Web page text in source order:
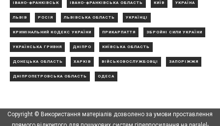
ІВАНО-ФРАНКІВСЬК ІВАНО-ФРАНКІВСЬКА ОБЛАСТЬ КИЇВ УКРАЇНА
ЛЬВІВ РОСІЯ ЛЬВІВСЬКА ОБЛАСТЬ УКРАЇНЦІ
КРИМІНАЛЬНИЙ КОДЕКС УКРАЇНИ ПРИКАРПАТТЯ ЗБРОЙНІ СИЛИ УКРАЇНИ
УКРАЇНСЬКА ГРИВНЯ ДНІПРО КИЇВСЬКА ОБЛАСТЬ
ДОНЕЦЬКА ОБЛАСТЬ ХАРКІВ ВІЙСЬКОВОСЛУЖБОВЦІ ЗАПОРІЖЖЯ
ДНІПРОПЕТРОВСЬКА ОБЛАСТЬ ОДЕСА
Copyright © Використання матеріалів дозволено за умови проставлення